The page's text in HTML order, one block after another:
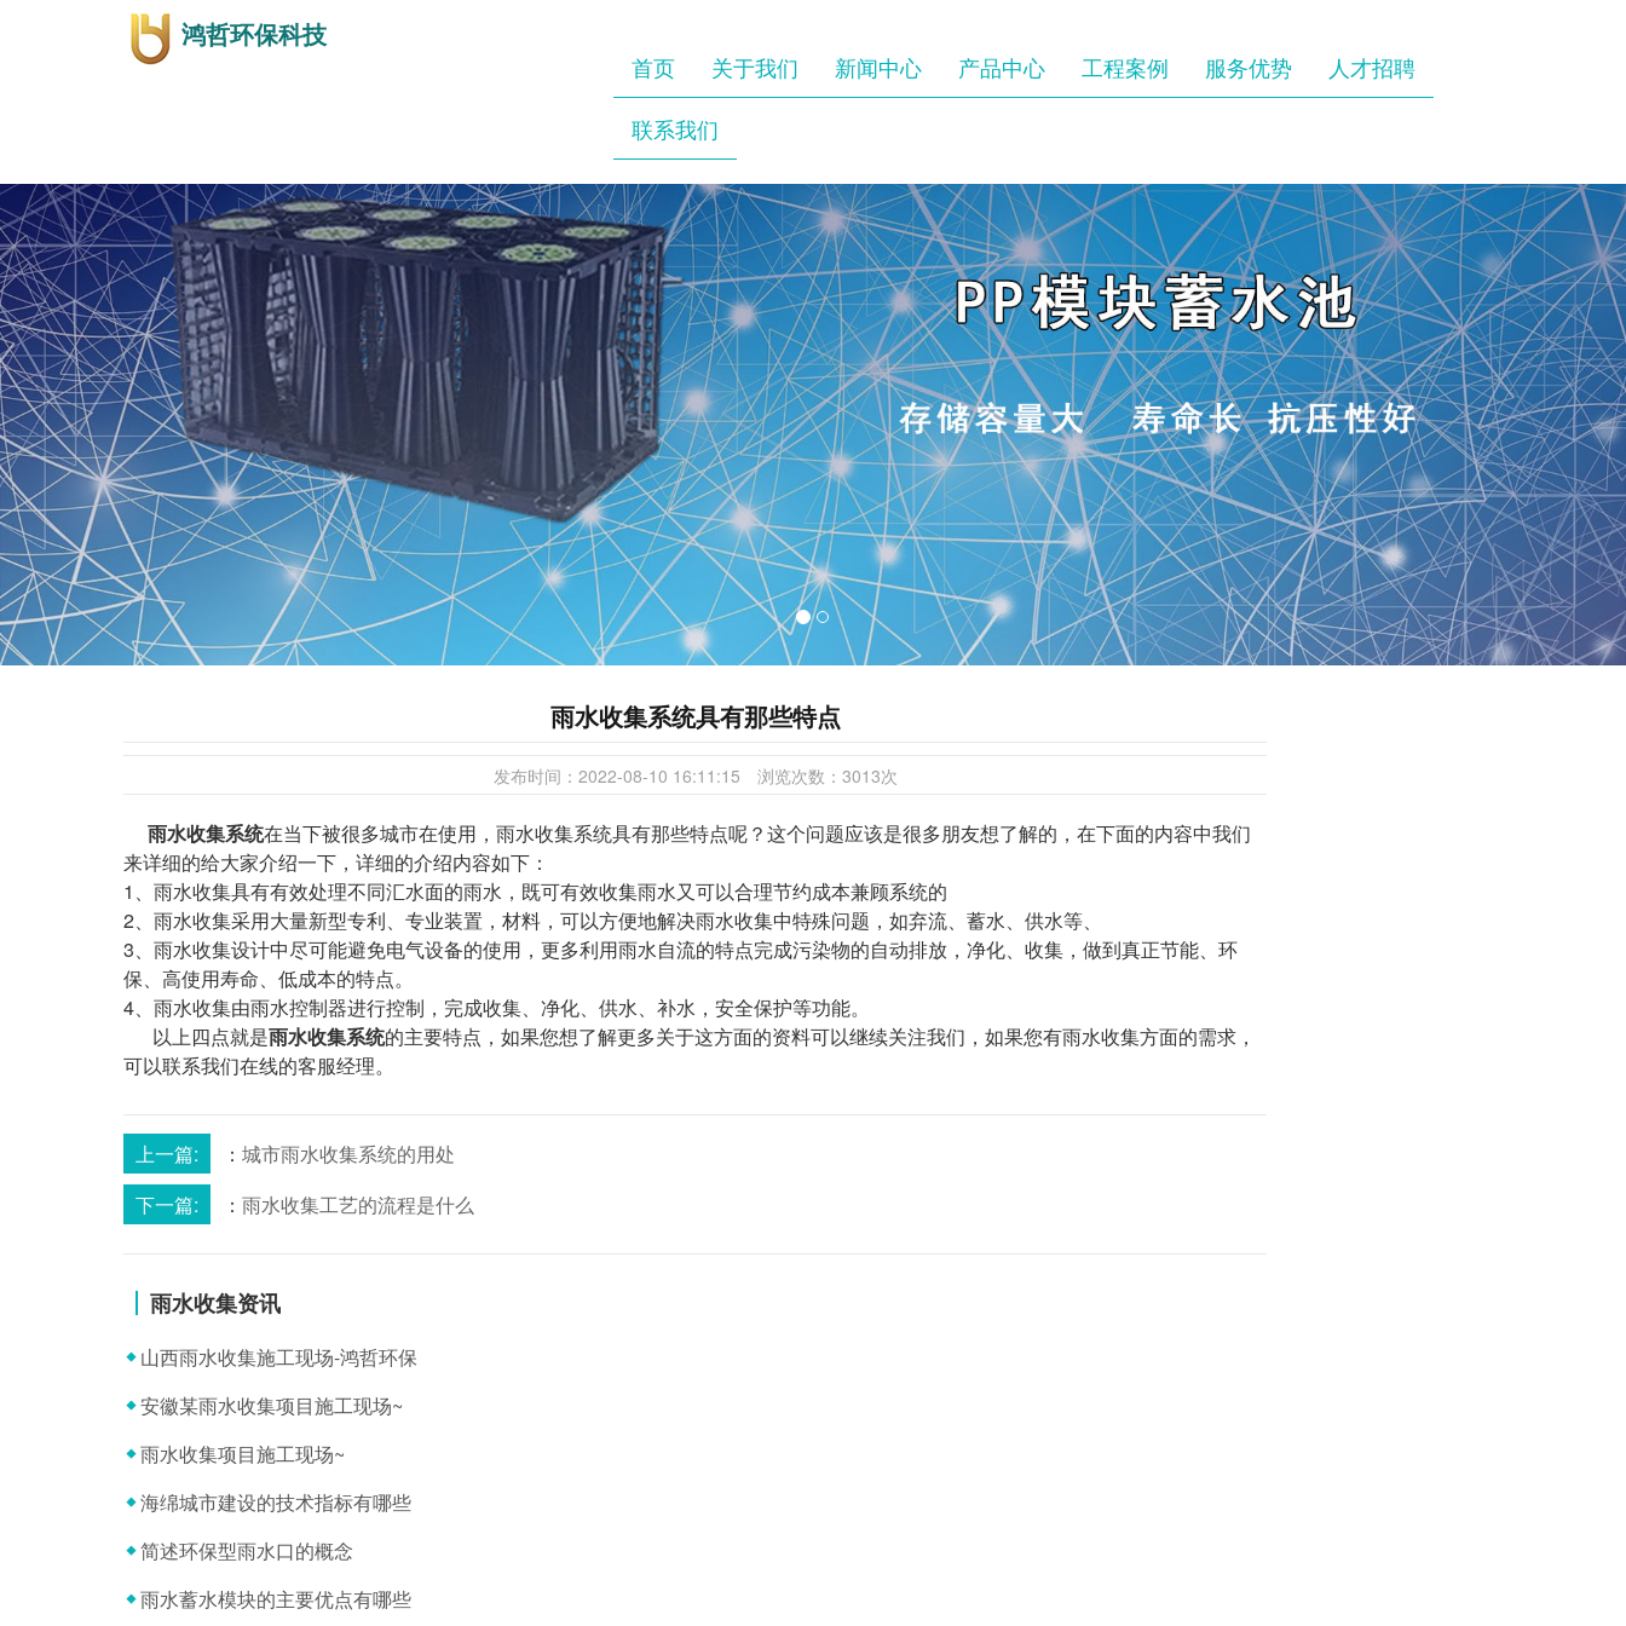
鸿哲环保科技
首页 关于我们 新闻中心 产品中心 工程案例 服务优势
人才招聘
联系我们
雨水收集系统具有那些特点
发布时间： 2022-08-10 16:11:15 浏览次数： 3013次
雨水收集系统在当下被很多城市在使用，雨水收集系统具有那些特点呢？这个问题应该是很多朋友想了解的，在下面的内容中我们
来详细的给大家介绍一下，详细的介绍内容如下：
1、雨水收集具有有效处理不同汇水面的雨水，既可有效收集雨水又可以合理节约成本兼顾系统的
2、雨水收集采用大量新型专利、专业装置，材料，可以方便地解决雨水收集中特殊问题，如弃流、蓄水、供水等、
3、雨水收集设计中尽可能避免电气设备的使用，更多利用雨水自流的特点完成污染物的自动排放，净化、收集，做到真正节能、环
保、高使用寿命、低成本的特点。
4、雨水收集由雨水控制器进行控制，完成收集、净化、供水、补水，安全保护等功能。
以上四点就是雨水收集系统的主要特点，如果您想了解更多关于这方面的资料可以继续关注我们，如果您有雨水收集方面的需求，
可以联系我们在线的客服经理。
上一篇: ： 城市雨水收集系统的用处
下一篇:
： 雨水收集工艺的流程是什么
雨水收集资讯
山西雨水收集施工现场-鸿哲环保
安徽某雨水收集项目施工现场~
雨水收集项目施工现场~
海绵城市建设的技术指标有哪些
简述环保型雨水口的概念
雨水蓄水模块的主要优点有哪些